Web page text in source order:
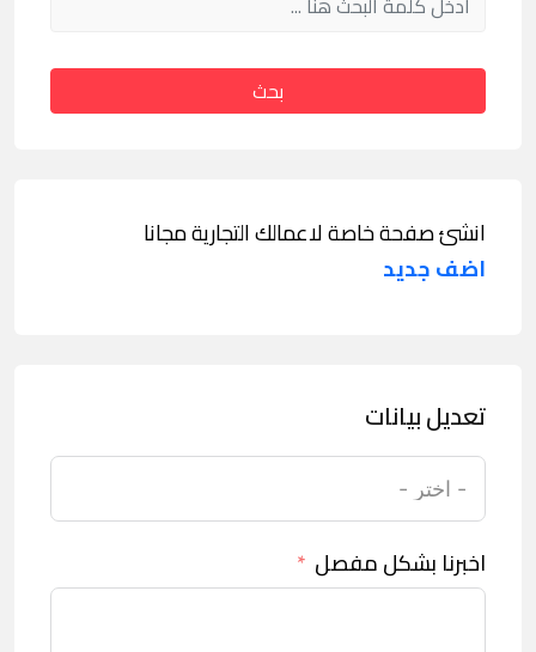
بحث
انشئ صفحة خاصة لاعمالك التجارية مجانا
اضف جديد
تعديل بيانات
اخبرنا بشكل مفصل